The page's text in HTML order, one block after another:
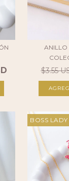
ANILLO
$3.55
BOSS LADY